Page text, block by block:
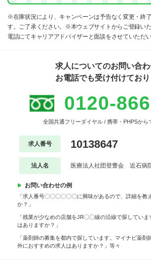
※在庫状況により、キャンペーンは予告なく変更・終
す。ご了承ください。※本ウェブサイトからご登録い
電話にてキャリアアドバイザーと面談をさせていただ
求人についてのお問い合
お電話でも受け付けてお
0120-
全国共通フリーダイヤル / 携帯・PHPSから
求人番号 10138647
法人名 医療法人社団登豊会 近石病
お問い合わせの例
「求人番号〇〇〇〇〇〇に興味があるので、詳細を教
か？」
「残業が少なめの店舗をJR〇〇線の沿線で探してい
はありますか？」
「薬剤師の募集を都内で探しています。マイナビ薬剤
外におすすめの求人はありますか？」等々